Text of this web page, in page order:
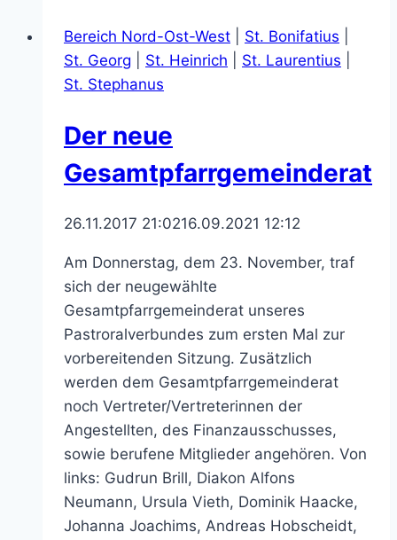
Pastoralverbund
Bereich Nord-Ost-West St. Bonifatius
St. Georg
St. Heinrich St. Laurentius
St. Stephanus
Der neue
Gesamtpfarrgemeinderat
26.11.2017 21:0216.09.2021 12:12
Am Donnerstag, dem 23. November, traf
sich der neugewählte
Gesamtpfarrgemeinderat unseres
Pastroralverbundes zum ersten Mal zur
vorbereitenden Sitzung. Zusätzlich
werden dem Gesamtpfarrgemeinderat
noch Vertreter/Vertreterinnen der
Angestellten, des Finanzausschusses,
sowie berufene Mitglieder angehören. Von
links: Gudrun Brill, Diakon Alfons
Neumann, Ursula Vieth, Dominik Haacke,
Johanna Joachims, Andreas Hobscheidt,